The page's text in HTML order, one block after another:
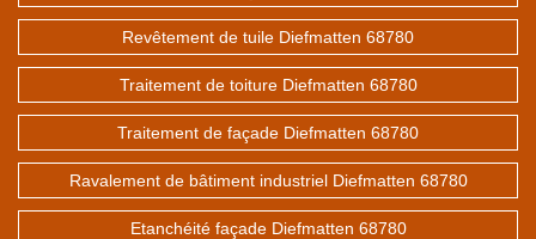
Revêtement de tuile Diefmatten 68780
Traitement de toiture Diefmatten 68780
Traitement de façade Diefmatten 68780
Ravalement de bâtiment industriel Diefmatten 68780
Etanchéité façade Diefmatten 68780